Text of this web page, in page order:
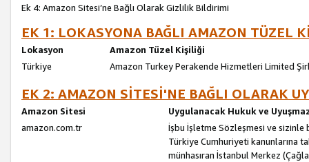
Ek 4: Amazon Sitesi’ne Bağlı Olarak Gizlilik Bildirimi
EK 1: LOKASYONA BAĞLI AMAZON TÜZEL
Lokasyon
Amazon Tüzel Kişiliği
Türkiye
Amazon Turkey Perakende Hizmetleri Limited
EK 2: AMAZON SİTESİ'NE BAĞLI OLARAK
Amazon Sitesi
Uygulanacak Hukuk ve
amazon.com.tr
İşbu İşletme Sözleşmesi ve sizinle
Türkiye Cumhuriyeti kanunlarına
münhasıran İstanbul Merkez